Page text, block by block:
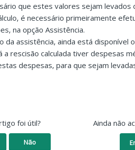
que estes valores sejam levados
é necessário primeiramente
na opção Assistência.
da assistência, ainda está disponível
rescisão calculada tiver despesas
despesas, para que sejam
foi útil?
Não
Ainda não